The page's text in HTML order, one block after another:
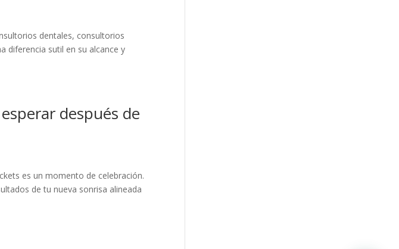
dentales, consultorios
diferencia sutil en su alcance y
después de
es un momento de celebración.
de tu nueva sonrisa alineada